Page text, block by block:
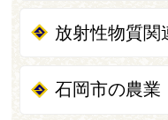
放射性物質関
石岡市の農業